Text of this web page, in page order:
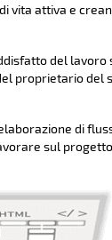
vita attiva e
del lavoro
proprietario del
di
sul